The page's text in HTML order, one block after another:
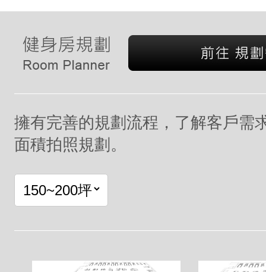
擁有完善的規劃流程，了解客戶需
面積拍照規劃。